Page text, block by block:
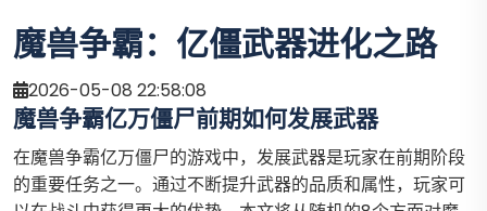
魔兽争霸：亿僵武器进化之路
2026-05-08 22:58:08
魔兽争霸亿万僵尸前期如何发展武器
在魔兽争霸亿万僵尸的游戏中，发展武器是玩家在前期阶段
的重要任务之一。通过不断提升武器的品质和属性，玩家可